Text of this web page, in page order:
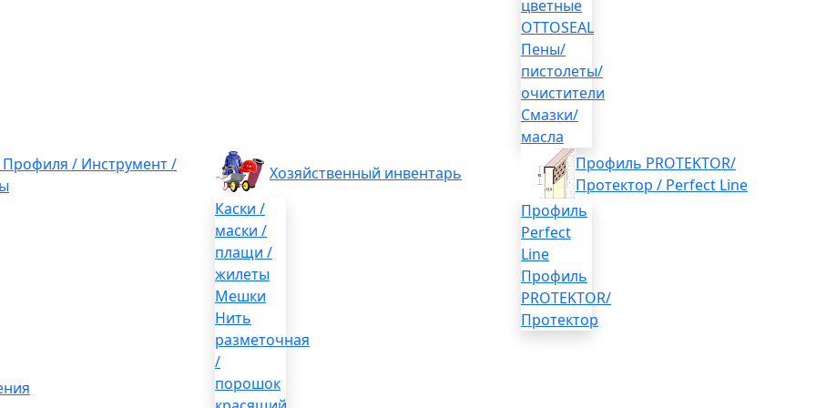
цветные
OTTOSEAL
Пены/
пистолеты/
очистители
Смазки/
масла
Профиля / Инструмент /
Хозяйственный инвентарь
Каски /
маски /
плащи /
жилеты
Мешки
Нить
разметочная
/
порошок
Профиль PROTEKTOR/
Протектор / Perfect Line
Профиль
Perfect
Line
Профиль
PROTEKTOR/
Протектор